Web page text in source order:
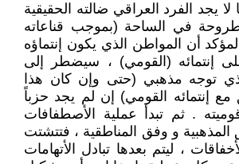
يجد الفرد العراقي ضالته الحقيقية
في الساحة (بموجب قناعاته
أن المواطن الذي يكون إنتماؤه
إنتمائه (القومي) ، سيضطر إلى
توجه مذهبي (حتى وإن كان هذا
إنتمائه القومي) إن لم يجد حزباً
. ثم تبدأ عملية الأصطفافات
و وفق المناطقية ، فتتشتت
، ليتم بعدها تبادل الأتهامات